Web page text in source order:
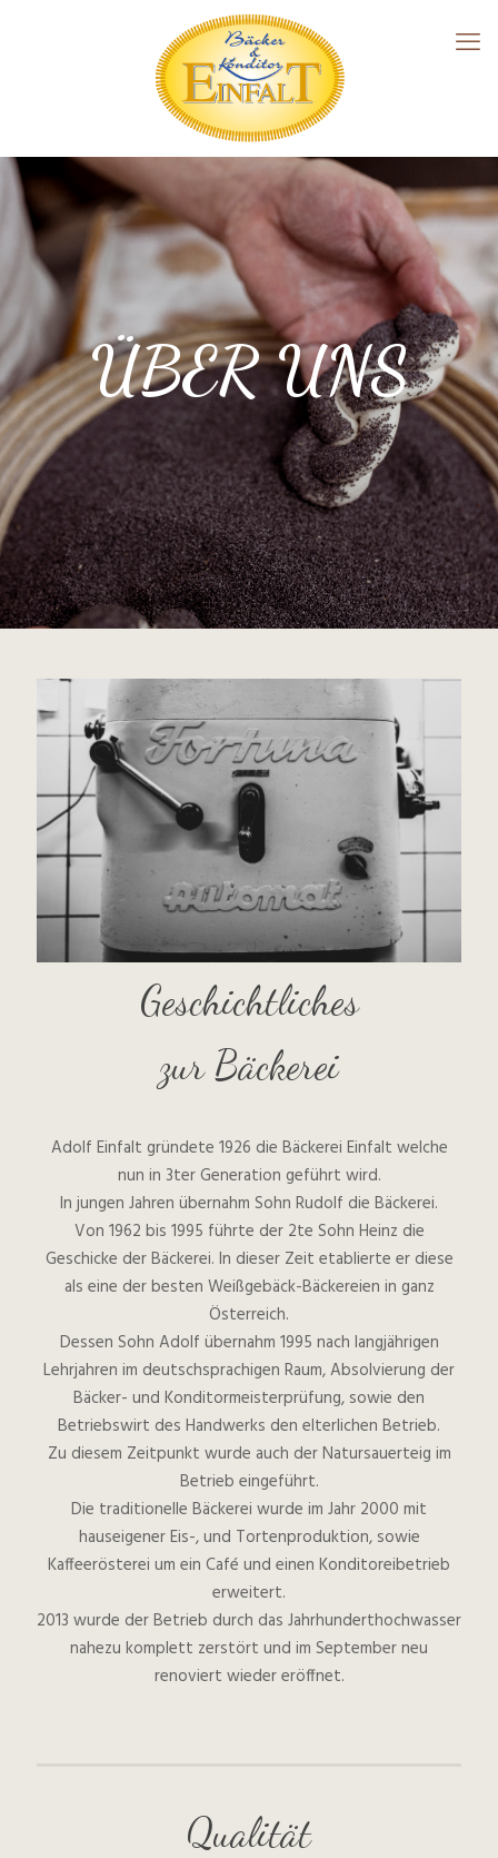
ÜBER UNS
Geschichtliches
zur Bäckerei
Adolf Einfalt gründete 1926 die Bäckerei Einfalt welche
nun in 3ter Generation geführt wird.
In jungen Jahren übernahm Sohn Rudolf die Bäckerei.
Von 1962 bis 1995 führte der 2te Sohn Heinz die
Geschicke der Bäckerei. In dieser Zeit etablierte er diese
als eine der besten Weißgebäck-Bäckereien in ganz
Österreich.
Dessen Sohn Adolf übernahm 1995 nach langjährigen
Lehrjahren im deutschsprachigen Raum, Absolvierung der
Bäcker- und Konditormeisterprüfung, sowie den
Betriebswirt des Handwerks den elterlichen Betrieb.
Zu diesem Zeitpunkt wurde auch der Natursauerteig im
Betrieb eingeführt.
Die traditionelle Bäckerei wurde im Jahr 2000 mit
hauseigener Eis-, und Tortenproduktion, sowie
Kaffeerösterei um ein Café und einen Konditoreibetrieb
erweitert.
2013 wurde der Betrieb durch das Jahrhunderthochwasser
nahezu komplett zerstört und im September neu
renoviert wieder eröffnet.
Qualität